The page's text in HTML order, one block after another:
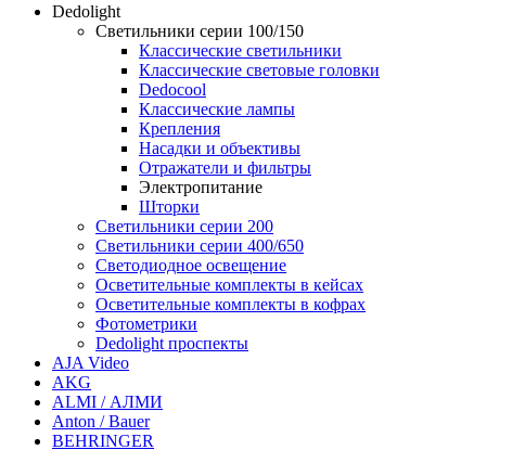
Dedolight
Светильники серии 100/150
Классические светильники
Классические световые головки
Dedocool
Классические лампы
Крепления
Насадки и объективы
Отражатели и фильтры
Электропитание
Шторки
Светильники серии 200
Светильники серии 400/650
Светодиодное освещение
Осветительные комплекты в кейсах
Осветительные комплекты в кофрах
Фотометрики
Dedolight проспекты
AJA Video
AKG
ALMI / АЛМИ
Anton / Bauer
BEHRINGER